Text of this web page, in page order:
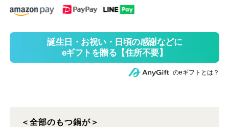
のeギフトとは？
＜全部のもつ鍋が＞